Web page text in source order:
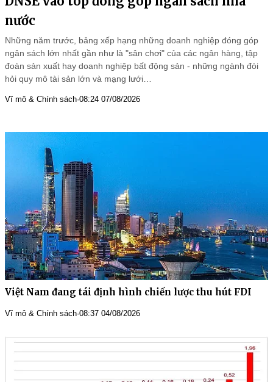
nước
Những năm trước, bảng xếp hạng những doanh nghiệp đóng góp
ngân sách lớn nhất gần như là "sân chơi" của các ngân hàng, tập
đoàn sản xuất hay doanh nghiệp bất động sản - những ngành đòi
hỏi quy mô tài sản lớn và mạng lưới…
Vĩ mô & Chính sách·08:24 07/08/2026
Việt Nam đang tái định hình chiến lược thu hút FDI
Vĩ mô & Chính sách·08:37 04/08/2026